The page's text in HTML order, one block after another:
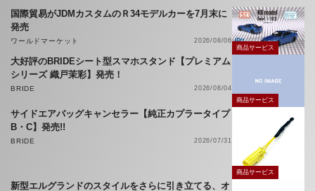
国際貿易がJDMカスタムのＲ34モデルカーを7月末に
発売
ワールドマーケット
2026/08/06
商品サービス
大好評のBRIDEシート型スマホスタンド【プレミアム
シリーズ 織戸茉彩】発売！
BRIDE
2026/08/04
商品サービス
サイドエアバッグキャンセラー【純正カプラータイプ
B・C】発売!!
BRIDE 2026/07/31
商品サービス
新型エルグランドのスタイルをさらに引き立てる、オ